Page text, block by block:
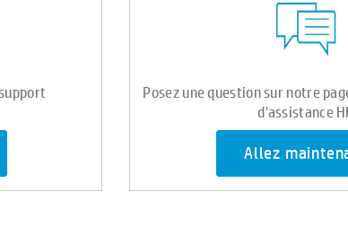
Posez une question sur notre
d'assistance
Allez